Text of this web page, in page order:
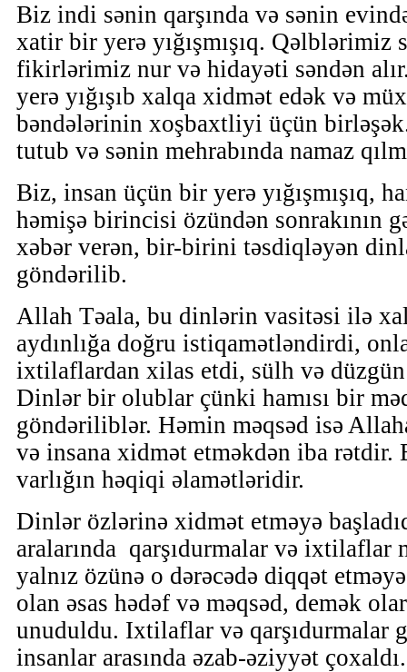
Biz indi sənin qarşında və sənin
xatir bir yerə yığışmışıq. Qəlblərimiz
fikirlərimiz nur və hidayəti səndən
yerə yığışıb xalqa xidmət edək və
bəndələrinin xoşbaxtliyi üçün
tutub və sənin mehrabında namaz
Biz, insan üçün bir yerə yığışmışıq,
həmişə birincisi özündən sonrakının
xəbər verən, bir-birini təsdiqləyən
göndərilib.
Allah Təala, bu dinlərin vasitəsi ilə
aydınlığa doğru istiqamətləndirdi,
ixtilaflardan xilas etdi, sülh və
Dinlər bir olublar çünki hamısı bir
göndəriliblər. Həmin məqsəd isə
və insana xidmət etməkdən iba
varlığın həqiqi əlamətləridir.
Dinlər özlərinə xidmət etməyə
aralarında qarşıdurmalar və ixtilaflar
yalnız özünə o dərəcədə diqqət
olan əsas hədəf və məqsəd, demək
unuduldu. Ixtilaflar və qarşıdurmalar
insanlar arasında əzab-əziyyət çoxaldı.